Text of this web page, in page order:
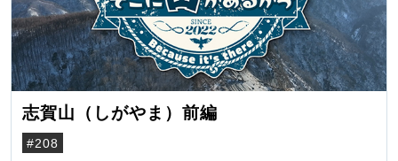
志賀山（しがやま）前編
#208